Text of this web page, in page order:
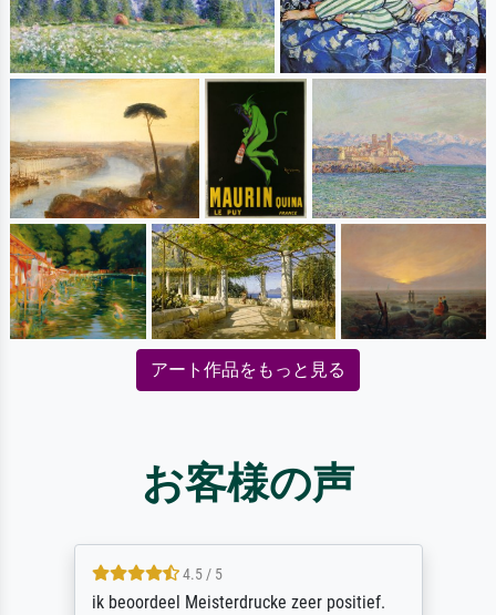
アート作品をもっと見る
お客様の声
4.5 / 5
ik beoordeel Meisterdrucke zeer positief.